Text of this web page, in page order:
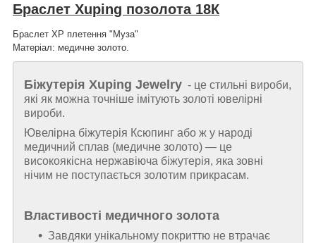
Браслет Xuping позолота 18К
Браслет XP плетення "Муза"
Матеріал: медичне золото.
Біжутерія Xuping Jewelry - це стильні вироби,
які як можна точніше імітують золоті ювелірні
вироби.
Ювелірна біжутерія Ксюпинг або ж у народі
медичний сплав (медичне золото) ― це
високоякісна нержавіюча біжутерія, яка зовні
нічим не поступається золотим прикрасам.
Властивості медичного золота
Завдяки унікальному покриттю не втрачає